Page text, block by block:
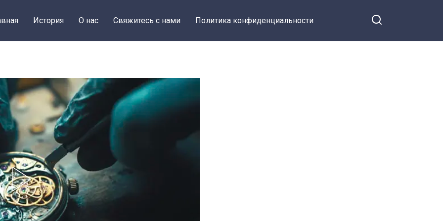
История О нас Свяжитесь с нами Политика конфиденциальности